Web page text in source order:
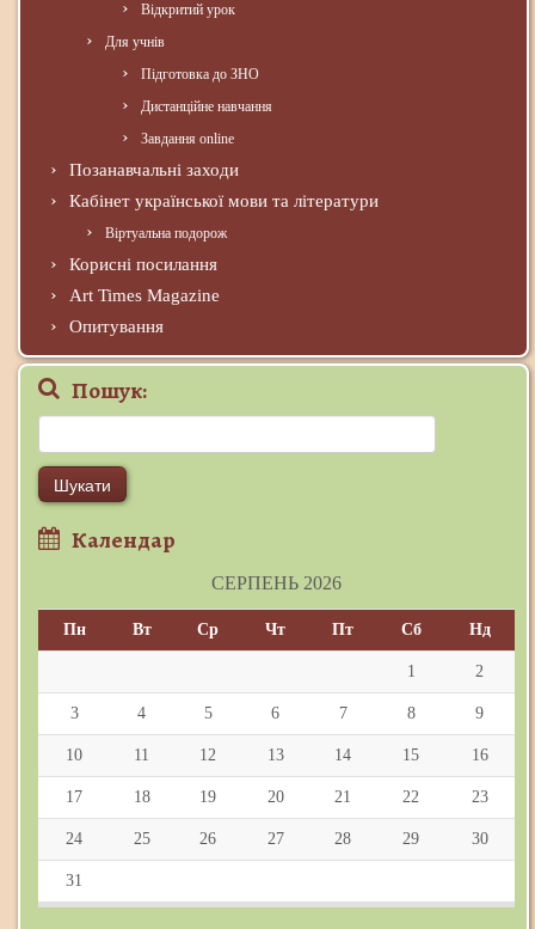
Відкритий урок
Для учнів
Підготовка до ЗНО
Дистанційне навчання
Завдання online
Позанавчальні заходи
Кабінет української мови та літератури
Віртуальна подорож
Корисні посилання
Art Times Magazine
Опитування
Пошук:
Календар
СЕРПЕНЬ 2026
Пн Вт Ср Чт Пт Сб Нд
1 2
3 4 5 6 7 8 9
10 11 12 13 14 15 16
17 18 19 20 21 22 23
24 25 26 27 28 29 30
31